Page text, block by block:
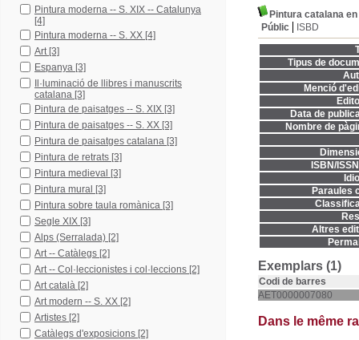
Pintura catalana
Públic
ISBD
Tipus de
Menció
Data de
Nombre de
ISBN/
Paraules
Altres
Exemplars (1)
Codi de barres
AET0000007080
Dans le même
Pintura moderna -- S. XIX -- Catalunya
[4]
Pintura moderna -- S. XX [4]
Art [3]
Espanya [3]
Il·luminació de llibres i manuscrits
catalana [3]
Pintura de paisatges -- S. XIX [3]
Pintura de paisatges -- S. XX [3]
Pintura de paisatges catalana [3]
Pintura de retrats [3]
Pintura medieval [3]
Pintura mural [3]
Pintura sobre taula romànica [3]
Segle XIX [3]
Alps (Serralada) [2]
Art -- Catàlegs [2]
Art -- Col·leccionistes i col·leccions [2]
Art català [2]
Art modern -- S. XX [2]
Artistes [2]
Catàlegs d'exposicions [2]